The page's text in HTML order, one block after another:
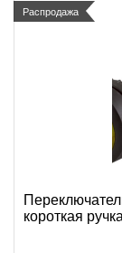
Распродажа
короткая